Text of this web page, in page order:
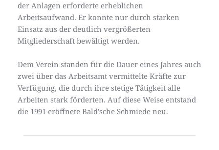
der Anlagen erforderte erheblichen
Arbeitsaufwand. Er konnte nur durch starken
Einsatz aus der deutlich vergrößerten
Mitgliederschaft bewältigt werden.
Dem Verein standen für die Dauer eines Jahres auch
zwei über das Arbeitsamt vermittelte Kräfte zur
Verfügung, die durch ihre stetige Tätigkeit alle
Arbeiten stark förderten. Auf diese Weise entstand
die 1991 eröffnete Bald’sche Schmiede neu.